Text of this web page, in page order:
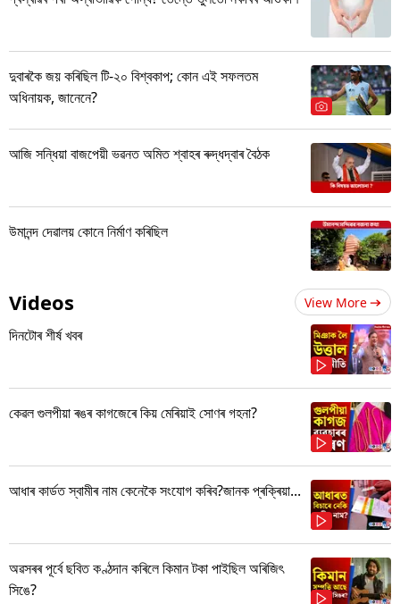
দুবাৰকৈ জয় কৰিছিল টি-২০ বিশ্বকাপ; কোন এই সফলতম
অধিনায়ক, জানেনে?
আজি সন্ধিয়া বাজপেয়ী ভৱনত অমিত শ্বাহৰ ৰুদ্ধদ্বাৰ বৈঠক
উমানন্দ দেৱালয় কোনে নিৰ্মাণ কৰিছিল
Videos View More
দিনটোৰ শীৰ্ষ খবৰ
কেৱল গুলপীয়া ৰঙৰ কাগজেৰে কিয় মেৰিয়াই সোণৰ গহনা?
আধাৰ কাৰ্ডত স্বামীৰ নাম কেনেকৈ সংযোগ কৰিব?জানক প্ৰক্ৰিয়া...
অৱসৰৰ পূৰ্বে ছবিত কণ্ঠদান কৰিলে কিমান টকা পাইছিল অৰিজিৎ
সিঙে?